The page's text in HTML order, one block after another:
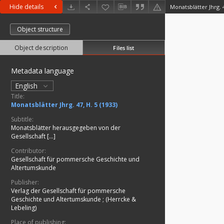
Hide details Monatsblätter Jhrg.
Object structure
Object description Files list
Metadata language
English
Title:
Monatsblätter Jhrg. 47, H. 5 (1933)
Subtitle:
Monatsblätter herausgegeben von der
Gesellschaft [...]
Contributor:
Gesellschaft für pommersche Geschichte und
Altertumskunde
Publisher:
Verlag der Gesellschaft für pommersche
Geschichte und Altertumskunde ; (Herrcke &
Lebeling)